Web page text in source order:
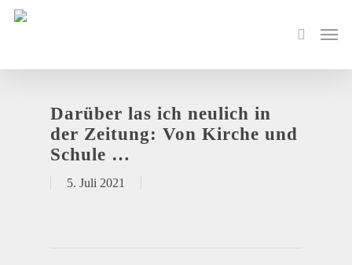
Darüber las ich neulich in
der Zeitung: Von Kirche und
Schule …
5. Juli 2021